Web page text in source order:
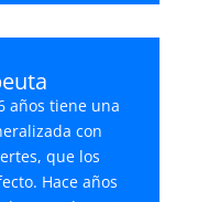
años tiene una
con
que los
Hace años